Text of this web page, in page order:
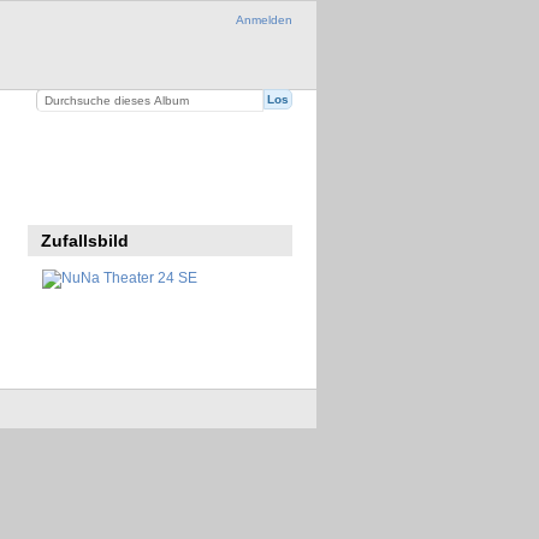
Anmelden
Zufallsbild